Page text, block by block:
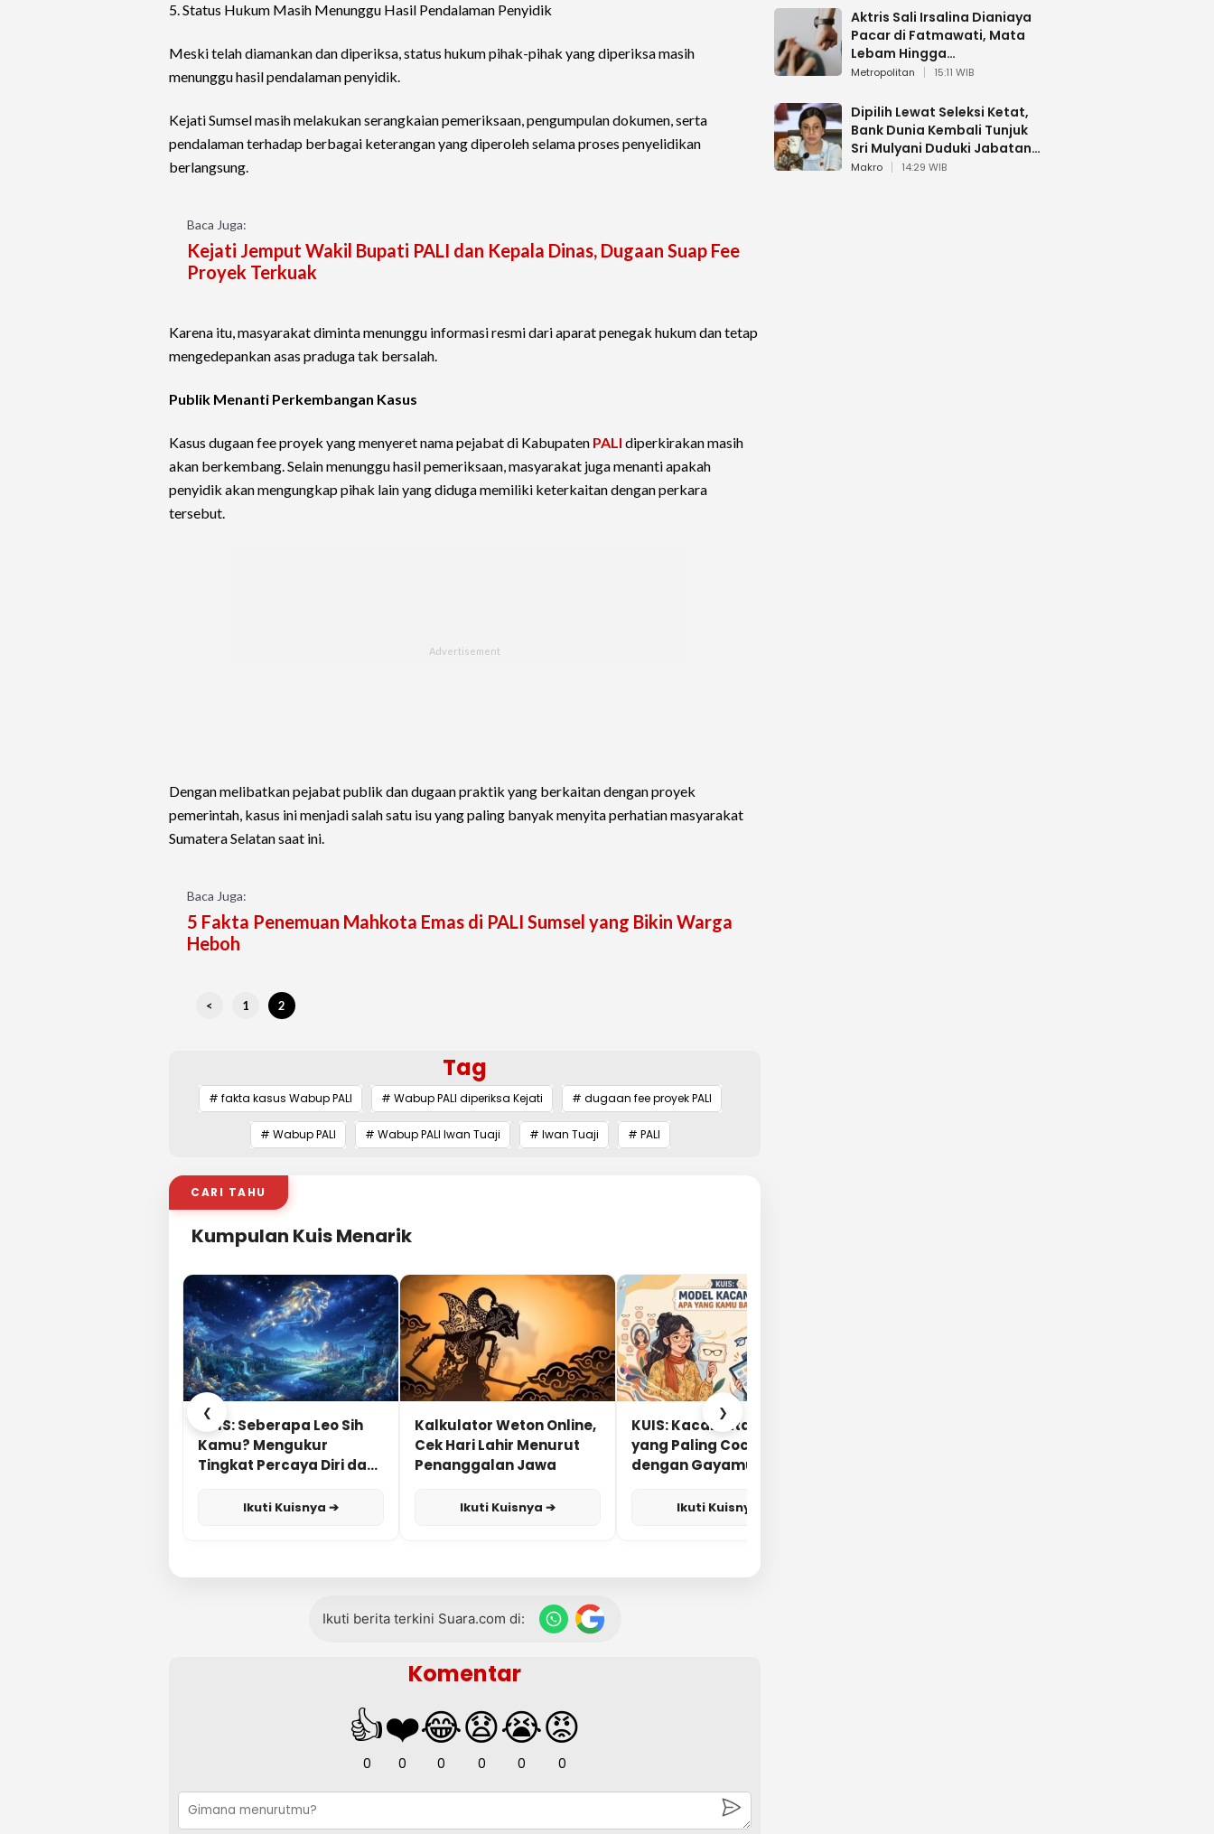
5. Status Hukum Masih Menunggu Hasil Pendalaman Penyidik
Meski telah diamankan dan diperiksa, status hukum pihak-pihak yang diperiksa masih
menunggu hasil pendalaman penyidik.
Kejati Sumsel masih melakukan serangkaian pemeriksaan, pengumpulan dokumen, serta
pendalaman terhadap berbagai keterangan yang diperoleh selama proses penyelidikan
berlangsung.
Baca Juga:
Kejati Jemput Wakil Bupati PALI dan Kepala Dinas, Dugaan Suap Fee
Proyek Terkuak
Karena itu, masyarakat diminta menunggu informasi resmi dari aparat penegak hukum dan tetap
mengedepankan asas praduga tak bersalah.
Publik Menanti Perkembangan Kasus
Kasus dugaan fee proyek yang menyeret nama pejabat di Kabupaten PALI diperkirakan masih
akan berkembang. Selain menunggu hasil pemeriksaan, masyarakat juga menanti apakah
penyidik akan mengungkap pihak lain yang diduga memiliki keterkaitan dengan perkara
tersebut.
Dengan melibatkan pejabat publik dan dugaan praktik yang berkaitan dengan proyek
pemerintah, kasus ini menjadi salah satu isu yang paling banyak menyita perhatian masyarakat
Sumatera Selatan saat ini.
Baca Juga:
5 Fakta Penemuan Mahkota Emas di PALI Sumsel yang Bikin Warga
Heboh
< 1 2
Tag
# fakta kasus Wabup PALI # Wabup PALI diperiksa Kejati # dugaan fee proyek PALI
# Wabup PALI # Wabup PALI Iwan Tuaji # Iwan Tuaji # PALI
CARI TAHU
Kumpulan Kuis Menarik
❮
KUIS: Seberapa Leo Sih
Kamu? Mengukur
Tingkat Percaya Diri dan
Ikuti Kuisnya ➔
Kalkulator Weton Online,
Cek Hari Lahir Menurut
Penanggalan Jawa
Ikuti Kuisnya ➔
KUIS: Kacamata Apa
yang Paling Cocok
dengan Gayamu?
Ikuti Kuisnya ➔
❯
Ikuti berita terkini Suara.com di:
Komentar
👍
0
❤️
0
😂
0
😧
0
😭
0
😡
0
Aktris Sali Irsalina Dianiaya
Pacar di Fatmawati, Mata
Lebam Hingga
Diselamatkan Polantas
Metropolitan 15:11 WIB
Dipilih Lewat Seleksi Ketat,
Bank Dunia Kembali Tunjuk
Sri Mulyani Duduki Jabatan
Strategis
Makro 14:29 WIB